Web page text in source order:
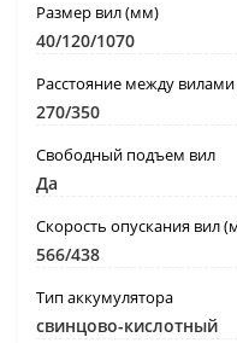
Размер вил (мм)
40/120/1070
Расстояние между
270/350
Свободный подъем вил
Да
Скорость опускания вил
566/438
Тип аккумулятора
свинцово-кислотный